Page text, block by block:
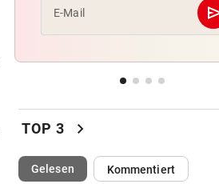
vor
wieder zurück
Lionel Messi reist mit
Trauerfeier
WIRBEL UM PRÄSIDENTEN
E-Mail
TOP 3 chevron_right
Gelesen(ausgewählt)Kommentiert